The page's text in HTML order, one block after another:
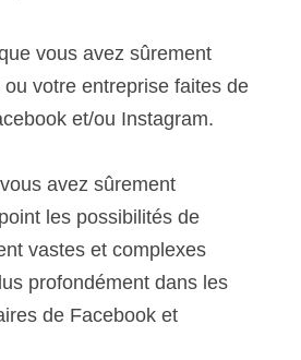
vous avez sûrement
votre entreprise faites de
et/ou Instagram.
avez sûrement
les possibilités de
vastes et complexes
profondément dans les
de Facebook et